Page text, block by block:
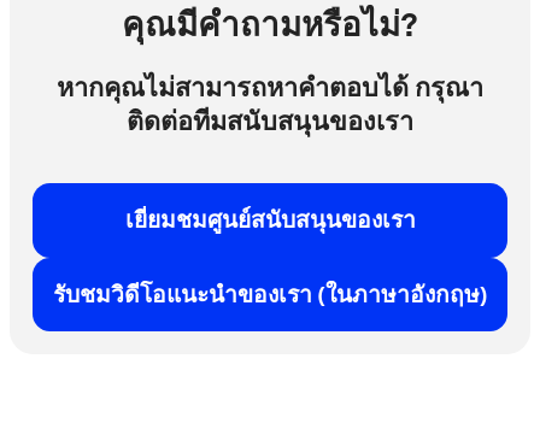
คุณมีคำถามหรือไม่?
หากคุณไม่สามารถหาคำตอบได้ กรุณา
ติดต่อทีมสนับสนุนของเรา
เยี่ยมชมศูนย์สนับสนุนของเรา
รับชมวิดีโอแนะนำของเรา (ในภาษาอังกฤษ)